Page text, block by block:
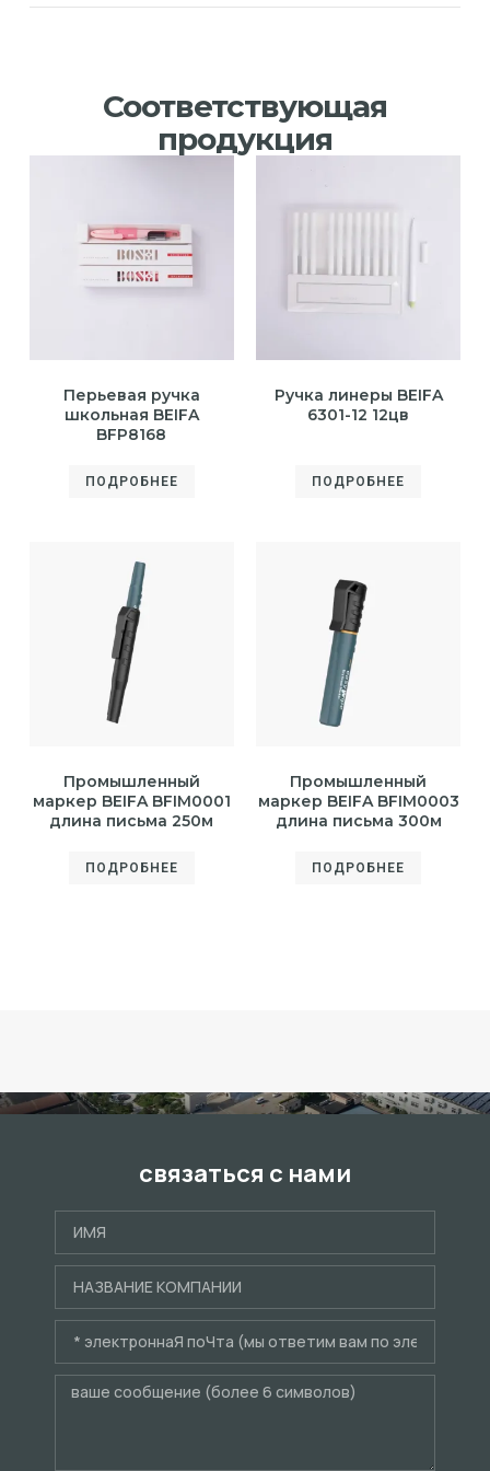
Соответствующая
продукция
Перьевая ручка
школьная BEIFA
BFP8168
ПОДРОБНЕЕ
Ручка линеры BEIFA
6301-12 12цв
ПОДРОБНЕЕ
Промышленный
маркер BEIFA BFIM0001
длина письма 250м
ПОДРОБНЕЕ
Промышленный
маркер BEIFA BFIM0003
длина письма 300м
ПОДРОБНЕЕ
связаться с нами